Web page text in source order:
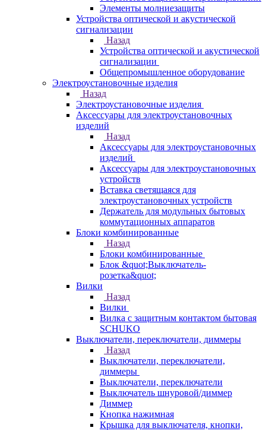
Элементы молниезащиты
Устройства оптической и акустической
сигнализации
Назад
Устройства оптической и акустической
сигнализации
Общепромышленное оборудование
Электроустановочные изделия
Назад
Электроустановочные изделия
Аксессуары для электроустановочных
изделий
Назад
Аксессуары для электроустановочных
изделий
Аксессуары для электроустановочных
устройств
Вставка светящаяся для
электроустановочных устройств
Держатель для модульных бытовых
коммутационных аппаратов
Блоки комбинированные
Назад
Блоки комбинированные
Блок &quot;Выключатель-
розетка&quot;
Вилки
Назад
Вилки
Вилка с защитным контактом бытовая
SCHUKO
Выключатели, переключатели, диммеры
Назад
Выключатели, переключатели,
диммеры
Выключатели, переключатели
Выключатель шнуровой/диммер
Диммер
Кнопка нажимная
Крышка для выключателя, кнопки,